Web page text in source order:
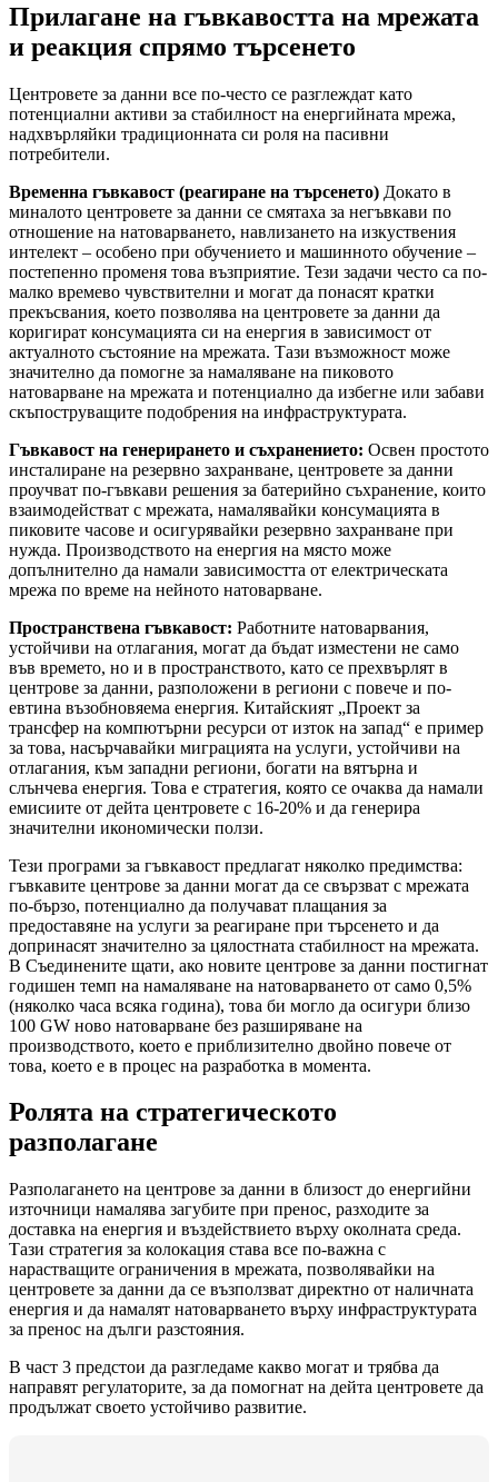
Прилагане на гъвкавостта на мрежата
и реакция спрямо търсенето
Центровете за данни все по-често се разглеждат като
потенциални активи за стабилност на енергийната мрежа,
надхвърляйки традиционната си роля на пасивни
потребители.
Временна гъвкавост (реагиране на търсенето) Докато в
миналото центровете за данни се смятаха за негъвкави по
отношение на натоварването, навлизането на изкуствения
интелект – особено при обучението и машинното обучение –
постепенно променя това възприятие. Тези задачи често са по-
малко времево чувствителни и могат да понасят кратки
прекъсвания, което позволява на центровете за данни да
коригират консумацията си на енергия в зависимост от
актуалното състояние на мрежата. Тази възможност може
значително да помогне за намаляване на пиковото
натоварване на мрежата и потенциално да избегне или забави
скъпоструващите подобрения на инфраструктурата.
Гъвкавост на генерирането и съхранението: Освен простото
инсталиране на резервно захранване, центровете за данни
проучват по-гъвкави решения за батерийно съхранение, които
взаимодействат с мрежата, намалявайки консумацията в
пиковите часове и осигурявайки резервно захранване при
нужда. Производството на енергия на място може
допълнително да намали зависимостта от електрическата
мрежа по време на нейното натоварване.
Пространствена гъвкавост: Работните натоварвания,
устойчиви на отлагания, могат да бъдат изместени не само
във времето, но и в пространството, като се прехвърлят в
центрове за данни, разположени в региони с повече и по-
евтина възобновяема енергия. Китайският „Проект за
трансфер на компютърни ресурси от изток на запад“ е пример
за това, насърчавайки миграцията на услуги, устойчиви на
отлагания, към западни региони, богати на вятърна и
слънчева енергия. Това е стратегия, която се очаква да намали
емисиите от дейта центровете с 16-20% и да генерира
значителни икономически ползи.
Тези програми за гъвкавост предлагат няколко предимства:
гъвкавите центрове за данни могат да се свързват с мрежата
по-бързо, потенциално да получават плащания за
предоставяне на услуги за реагиране при търсенето и да
допринасят значително за цялостната стабилност на мрежата.
В Съединените щати, ако новите центрове за данни постигнат
годишен темп на намаляване на натоварването от само 0,5%
(няколко часа всяка година), това би могло да осигури близо
100 GW ново натоварване без разширяване на
производството, което е приблизително двойно повече от
това, което е в процес на разработка в момента.
Ролята на стратегическото
разполагане
Разполагането на центрове за данни в близост до енергийни
източници намалява загубите при пренос, разходите за
доставка на енергия и въздействието върху околната среда.
Тази стратегия за колокация става все по-важна с
нарастващите ограничения в мрежата, позволявайки на
центровете за данни да се възползват директно от наличната
енергия и да намалят натоварването върху инфраструктурата
за пренос на дълги разстояния.
В част 3 предстои да разгледаме какво могат и трябва да
направят регулаторите, за да помогнат на дейта центровете да
продължат своето устойчиво развитие.